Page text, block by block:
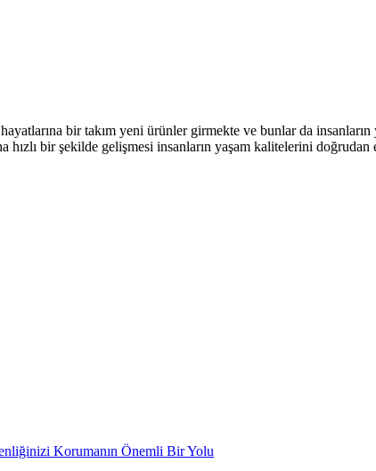
bir takım yeni ürünler girmekte ve bunlar da
bir şekilde gelişmesi insanların yaşam kalitelerini
Korumanın Önemli Bir Yolu